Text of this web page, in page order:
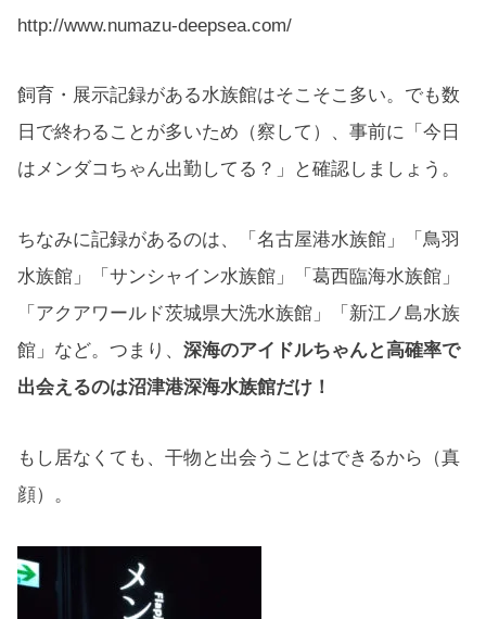
http://www.numazu-deepsea.com/
飼育・展示記録がある水族館はそこそこ多い。でも数
日で終わることが多いため（察して）、事前に「今日
はメンダコちゃん出勤してる？」と確認しましょう。
ちなみに記録があるのは、「名古屋港水族館」「鳥羽
水族館」「サンシャイン水族館」「葛西臨海水族館」
「アクアワールド茨城県大洗水族館」「新江ノ島水族
館」など。つまり、 深海のアイドルちゃんと高確率で
出会えるのは沼津港深海水族館だけ！
もし居なくても、干物と出会うことはできるから（真
顔）。